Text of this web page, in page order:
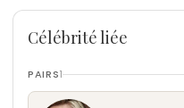
Célébrité liée
PAIRS1